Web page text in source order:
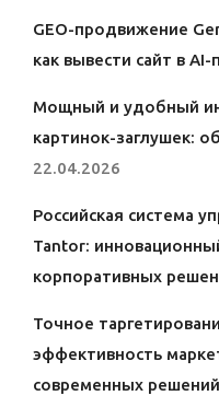
GEO-продвижение
как вывести сайт в AI-
Мощный и удобный
картинок-заглушек:
22.04.2026
Российская система
Tantor:
корпоративных
Точное
эффективность
современных решений